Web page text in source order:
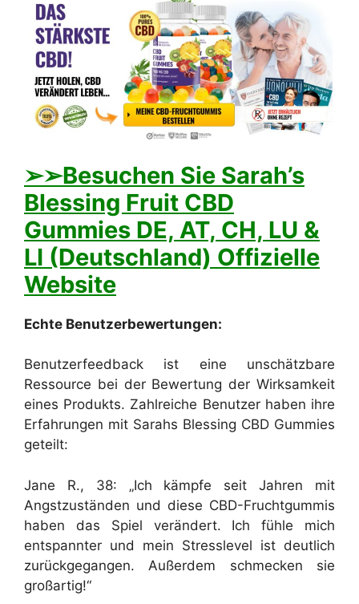
➢➢Besuchen Sie Sarah’s
Blessing Fruit CBD
Gummies DE, AT, CH, LU &
LI (Deutschland) Offizielle
Website
Echte Benutzerbewertungen:
Benutzerfeedback ist eine unschätzbare
Ressource bei der Bewertung der Wirksamkeit
eines Produkts. Zahlreiche Benutzer haben ihre
Erfahrungen mit Sarahs Blessing CBD Gummies
geteilt:
Jane R., 38: „Ich kämpfe seit Jahren mit
Angstzuständen und diese CBD-Fruchtgummis
haben das Spiel verändert. Ich fühle mich
entspannter und mein Stresslevel ist deutlich
zurückgegangen. Außerdem schmecken sie
großartig!“